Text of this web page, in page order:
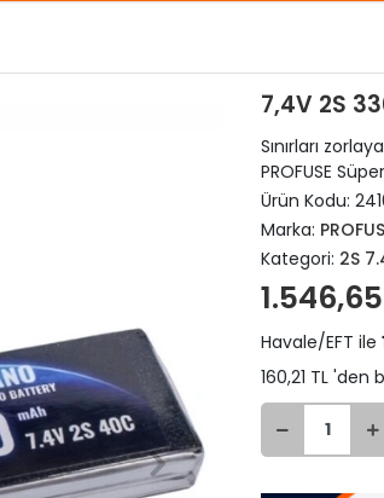
7,4V 2S
Sınırları
PROFUSE
Ürün Kodu:
Marka:
Kategori: 2S
Havale/EFT ile
160,21 TL